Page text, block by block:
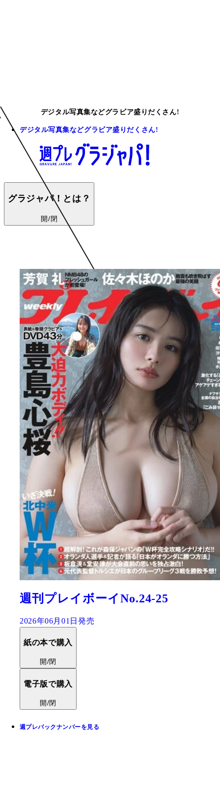
デジタル写真集などグラビア盛りだくさん!
デジタル写真集などグラビア盛りだくさん!
グラジャパ！とは？
開/閉
週刊プレイボーイNo.24-25
2026年06月01日発売
紙の本で購入
開/閉
電子版で購入
開/閉
週プレバックナンバーを見る